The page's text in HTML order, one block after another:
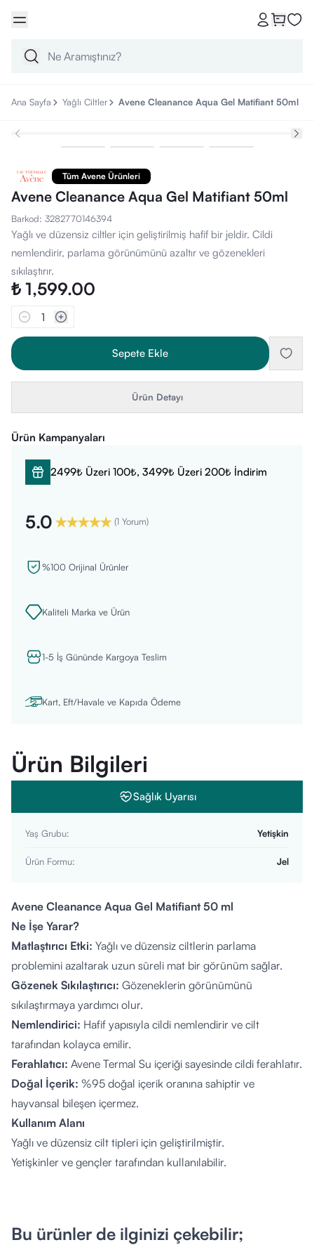
Ana Sayfa Yağlı Ciltler Avene Cleanance Aqua Gel Matifiant 50ml
Tüm Avene Ürünleri
Avene Cleanance Aqua Gel Matifiant 50ml
Barkod: 3282770146394
Yağlı ve düzensiz ciltler için geliştirilmiş hafif bir jeldir. Cildi
nemlendirir, parlama görünümünü azaltır ve gözenekleri
sıkılaştırır.
₺ 1,599.00
1
Sepete Ekle
Ürün Detayı
Ürün Kampanyaları
2499₺ Üzeri 100₺, 3499₺ Üzeri 200₺ İndirim
5.0 (1 Yorum)
%100 Orijinal Ürünler
Kaliteli Marka ve Ürün
1-5 İş Gününde Kargoya Teslim
Kart, Eft/Havale ve Kapıda Ödeme
Ürün Bilgileri
Sağlık Uyarısı
Yaş Grubu: Yetişkin
Ürün Formu: Jel
Avene Cleanance Aqua Gel Matifiant 50 ml
Ne İşe Yarar?
Matlaştırıcı Etki: Yağlı ve düzensiz ciltlerin parlama
problemini azaltarak uzun süreli mat bir görünüm sağlar.
Gözenek Sıkılaştırıcı: Gözeneklerin görünümünü
sıkılaştırmaya yardımcı olur.
Nemlendirici: Hafif yapısıyla cildi nemlendirir ve cilt
tarafından kolayca emilir.
Ferahlatıcı: Avene Termal Su içeriği sayesinde cildi ferahlatır.
Doğal İçerik: %95 doğal içerik oranına sahiptir ve
hayvansal bileşen içermez.
Kullanım Alanı
Yağlı ve düzensiz cilt tipleri için geliştirilmiştir.
Yetişkinler ve gençler tarafından kullanılabilir.
Uygulama: Sabah ve akşam, temizlenmiş yüzünüze nazikçe
Bu ürünler de ilginizi çekebilir;